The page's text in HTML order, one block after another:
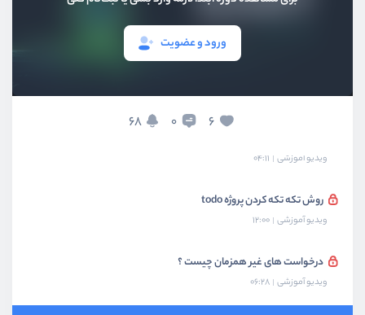
ورود و عضویت
6
0
68
بخش هفتم شی گرایی
پروژه : ساخت برنامه todo
بخش نهم مباحث پیشرفته دارت
ویدیو آموزشی 04:11
روش تکه تکه کردن پروژه todo
ویدیو آموزشی 12:00
درخواست های غیر همزمان چیست ؟
ویدیو آموزشی 06:28